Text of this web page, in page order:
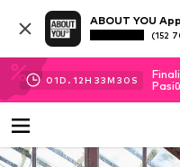
ABOUT YOU App
(152
01D. 12H 33M 29 S